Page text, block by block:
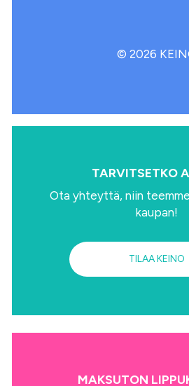
© 2026
TARVITSETKO
Ota yhteyttä, niin
kaupan!
TILAA KEINO
MAKSUTON